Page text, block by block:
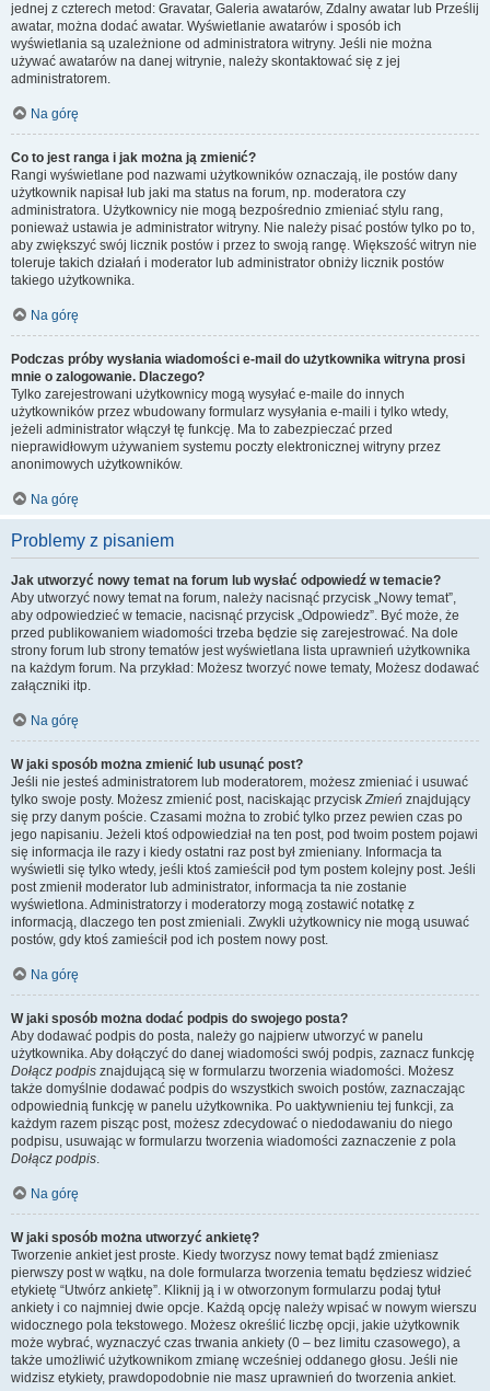
jednej z czterech metod: Gravatar, Galeria awatarów, Zdalny awatar lub Prześlij
awatar, można dodać awatar. Wyświetlanie awatarów i sposób ich
wyświetlania są uzależnione od administratora witryny. Jeśli nie można
używać awatarów na danej witrynie, należy skontaktować się z jej
administratorem.
Na górę
Co to jest ranga i jak można ją zmienić?
Rangi wyświetlane pod nazwami użytkowników oznaczają, ile postów dany
użytkownik napisał lub jaki ma status na forum, np. moderatora czy
administratora. Użytkownicy nie mogą bezpośrednio zmieniać stylu rang,
ponieważ ustawia je administrator witryny. Nie należy pisać postów tylko po to,
aby zwiększyć swój licznik postów i przez to swoją rangę. Większość witryn nie
toleruje takich działań i moderator lub administrator obniży licznik postów
takiego użytkownika.
Na górę
Podczas próby wysłania wiadomości e-mail do użytkownika witryna prosi
mnie o zalogowanie. Dlaczego?
Tylko zarejestrowani użytkownicy mogą wysyłać e-maile do innych
użytkowników przez wbudowany formularz wysyłania e-maili i tylko wtedy,
jeżeli administrator włączył tę funkcję. Ma to zabezpieczać przed
nieprawidłowym używaniem systemu poczty elektronicznej witryny przez
anonimowych użytkowników.
Na górę
Problemy z pisaniem
Jak utworzyć nowy temat na forum lub wysłać odpowiedź w temacie?
Aby utworzyć nowy temat na forum, należy nacisnąć przycisk „Nowy temat”,
aby odpowiedzieć w temacie, nacisnąć przycisk „Odpowiedz”. Być może, że
przed publikowaniem wiadomości trzeba będzie się zarejestrować. Na dole
strony forum lub strony tematów jest wyświetlana lista uprawnień użytkownika
na każdym forum. Na przykład: Możesz tworzyć nowe tematy, Możesz dodawać
załączniki itp.
Na górę
W jaki sposób można zmienić lub usunąć post?
Jeśli nie jesteś administratorem lub moderatorem, możesz zmieniać i usuwać
tylko swoje posty. Możesz zmienić post, naciskając przyciskZmień znajdujący
się przy danym poście. Czasami można to zrobić tylko przez pewien czas po
jego napisaniu. Jeżeli ktoś odpowiedział na ten post, pod twoim postem pojawi
się informacja ile razy i kiedy ostatni raz post był zmieniany. Informacja ta
wyświetli się tylko wtedy, jeśli ktoś zamieścił pod tym postem kolejny post. Jeśli
post zmienił moderator lub administrator, informacja ta nie zostanie
wyświetlona. Administratorzy i moderatorzy mogą zostawić notatkę z
informacją, dlaczego ten post zmieniali. Zwykli użytkownicy nie mogą usuwać
postów, gdy ktoś zamieścił pod ich postem nowy post.
Na górę
W jaki sposób można dodać podpis do swojego posta?
Aby dodawać podpis do posta, należy go najpierw utworzyć w panelu
użytkownika. Aby dołączyć do danej wiadomości swój podpis, zaznacz funkcję
Dołącz podpis znajdującą się w formularzu tworzenia wiadomości. Możesz
także domyślnie dodawać podpis do wszystkich swoich postów, zaznaczając
odpowiednią funkcję w panelu użytkownika. Po uaktywnieniu tej funkcji, za
każdym razem pisząc post, możesz zdecydować o niedodawaniu do niego
podpisu, usuwając w formularzu tworzenia wiadomości zaznaczenie z pola
Dołącz podpis.
Na górę
W jaki sposób można utworzyć ankietę?
Tworzenie ankiet jest proste. Kiedy tworzysz nowy temat bądź zmieniasz
pierwszy post w wątku, na dole formularza tworzenia tematu będziesz widzieć
etykietę “Utwórz ankietę”. Kliknij ją i w otworzonym formularzu podaj tytuł
ankiety i co najmniej dwie opcje. Każdą opcję należy wpisać w nowym wierszu
widocznego pola tekstowego. Możesz określić liczbę opcji, jakie użytkownik
może wybrać, wyznaczyć czas trwania ankiety (0 – bez limitu czasowego), a
także umożliwić użytkownikom zmianę wcześniej oddanego głosu. Jeśli nie
widzisz etykiety, prawdopodobnie nie masz uprawnień do tworzenia ankiet.